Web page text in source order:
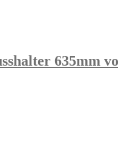
635mm